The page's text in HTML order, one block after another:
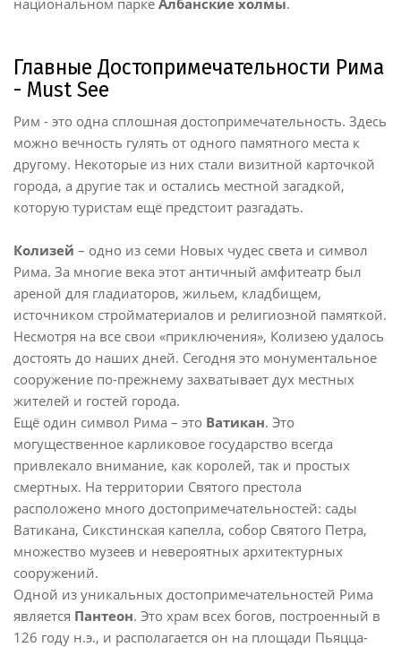
Главные Достопримечательности Рима
- Must See
Рим - это одна сплошная достопримечательность. Здесь
можно вечность гулять от одного памятного места к
другому. Некоторые из них стали визитной карточкой
города, а другие так и остались местной загадкой,
которую туристам ещё предстоит разгадать.
Колизей – одно из семи Новых чудес света и символ
Рима. За многие века этот античный амфитеатр был
ареной для гладиаторов, жильем, кладбищем,
источником стройматериалов и религиозной памяткой.
Несмотря на все свои «приключения», Колизею удалось
достоять до наших дней. Сегодня это монументальное
сооружение по-прежнему захватывает дух местных
жителей и гостей города.
Ещё один символ Рима – это Ватикан. Это
могущественное карликовое государство всегда
привлекало внимание, как королей, так и простых
смертных. На территории Святого престола
расположено много достопримечательностей: сады
Ватикана, Сикстинская капелла, собор Святого Петра,
множество музеев и невероятных архитектурных
сооружений.
Одной из уникальных достопримечательностей Рима
является Пантеон. Это храм всех богов, построенный в
126 году н.э., и располагается он на площади Пьяцца-